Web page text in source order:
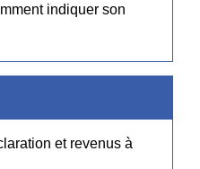
indiquer son
et revenus à